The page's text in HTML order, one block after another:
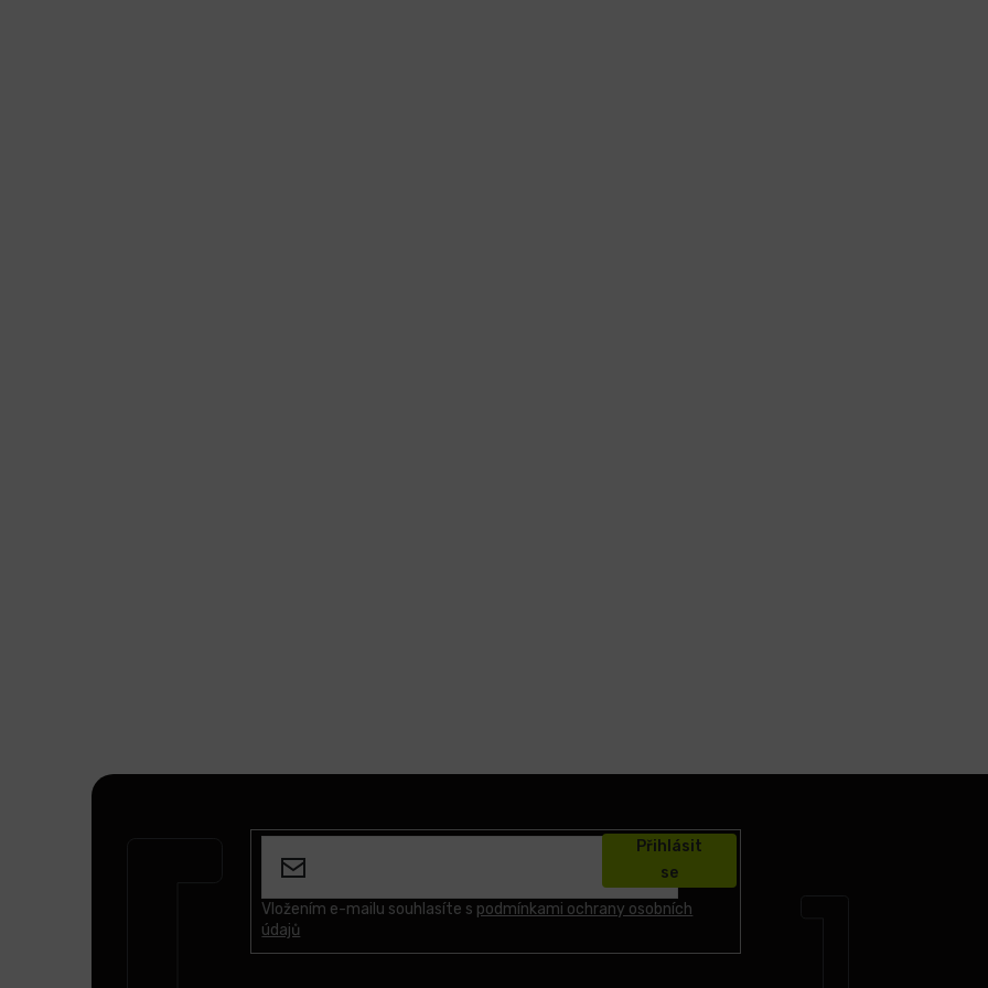
Vložením e-mailu souhlasíte s podmínkami ochrany osobních
údajů
Přihlásit
se